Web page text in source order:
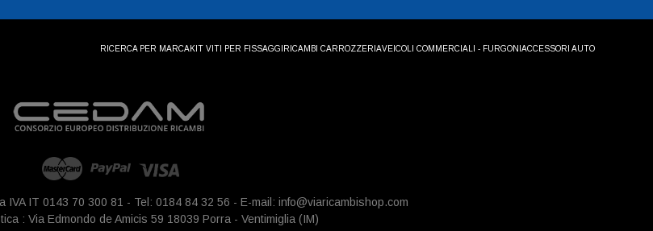
RICERCA PER MARCAKIT VITI PER FISSAGGI RICAMBI CARROZZERIAVEICOLI COMMERCIALI - FURGONI ACCESSORI AUTO
IVA IT 0143 70 300 81 - Tel: 0184 84 32 56 - E-mail: info@viaricambishop.com
: Via Edmondo de Amicis 59 18039 Porra - Ventimiglia (IM)